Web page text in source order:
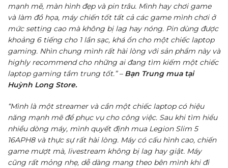
mạnh mẽ, màn hình đẹp và pin trâu. Mình hay chơi game
và làm đồ họa, máy chiến tốt tất cả các game mình chơi ở
mức setting cao mà không bị lag hay nóng. Pin dùng được
khoảng 6 tiếng cho 1 lần sạc, khá ổn cho một chiếc laptop
gaming. Nhìn chung mình rất hài lòng với sản phẩm này và
highly recommend cho những ai đang tìm kiếm một chiếc
laptop gaming tầm trung tốt.” – Bạn Trung mua tại
Huỳnh Long Store.
“Mình là một streamer và cần một chiếc laptop có hiệu
năng mạnh mẽ để phục vụ cho công việc. Sau khi tìm hiểu
nhiều dòng máy, mình quyết định mua Legion Slim 5
16APH8 và thực sự rất hài lòng. Máy có cấu hình cao, chiến
game mượt mà, livestream không bị lag hay giật. Máy
cũng rất mỏng nhẹ, dễ dàng mang theo bên mình khi đi